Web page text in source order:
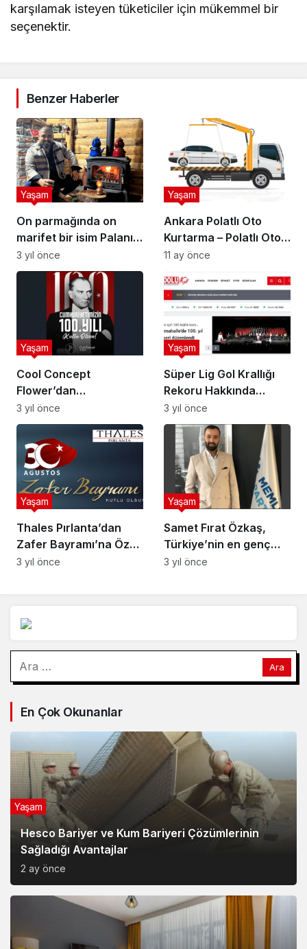
karşılamak isteyen tüketiciler için mükemmel bir
seçenektir.
Benzer Haberler
On parmağında on
marifet bir isim Palanın
Otağı Mehmet Eken
Yaşam
3 yıl önce
Ankara Polatlı Oto
Kurtarma – Polatlı Oto
Çekici – Polatlı Çekici
Yaşam
11 ay önce
Cool Concept
Flower’dan
Cumhuriyetimizin 100.
Yılına Özel Duyuru
Yaşam
3 yıl önce
Süper Lig Gol Krallığı
Rekoru Hakkında
Merak Edilenler
Yaşam
3 yıl önce
Thales Pırlanta’dan
Zafer Bayramı’na Özel
Işıltı
Yaşam
3 yıl önce
Samet Fırat Özkaş,
Türkiye’nin en genç
milletvekili adayı
Yaşam
3 yıl önce
En Çok Okunanlar
Hesco Bariyer ve Kum Bariyeri Çözümlerinin
Sağladığı Avantajlar
2 ay önce
Yaşam